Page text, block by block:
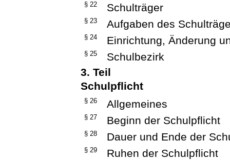
§ 22 Schulträger
§ 23 Aufgaben des
§ 24 Einrichtung, Änderung
§ 25
Schulbezirk
3. Teil
Schulpflicht
§ 26 Allgemeines
§ 27 Beginn der Schulpflicht
§ 28 Dauer und Ende der
§ 29 Ruhen der Schulpflicht